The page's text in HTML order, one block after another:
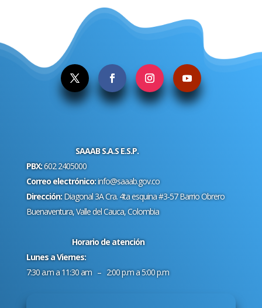
SAAAB S.A.S E.S.P.
PBX:602 2405000
Correo electrónico:info@saaab.gov.co
Dirección:Diagonal 3A Cra. 4ta esquina #3-57 Barrio Obrero
Buenaventura, Valle del Cauca, Colombia
Horario de atención
Lunes a Viernes:
7:30 a.m a 11:30 am – 2:00 p.m a 5:00 p.m